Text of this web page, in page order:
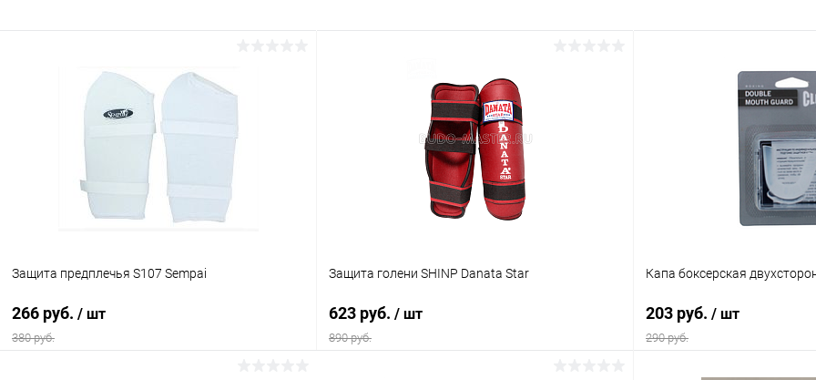
Защита предплечья S107 Sempai
266 руб. / шт
380 руб.
Защита голени SHINP Danata Star
623 руб. / шт
890 руб.
Капа боксерская
203 руб. / шт
290 руб.